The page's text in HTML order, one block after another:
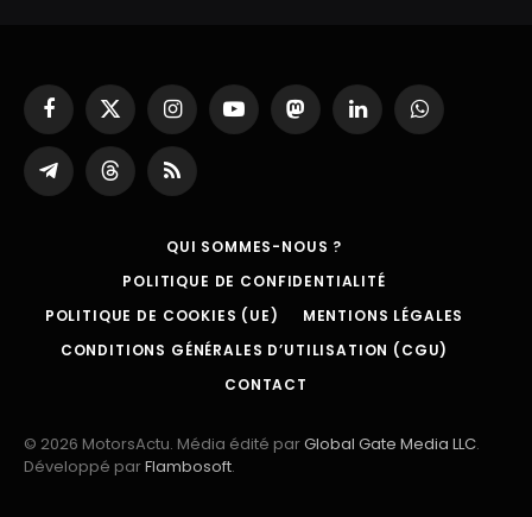
Facebook
X
(Twitter)
InstagramYouTubeMastodonLinkedInWhatsApp
Partager
sur
ThreadsRSS
QUI SOMMES-NOUS ?
POLITIQUE DE CONFIDENTIALITÉ
POLITIQUE DE COOKIES (UE)
MENTIONS LÉGALES
CONDITIONS GÉNÉRALES D’UTILISATION (CGU)
CONTACT
© 2026 MotorsActu. Média édité parGlobal Gate Media LLC.
Développé parFlambosoft.